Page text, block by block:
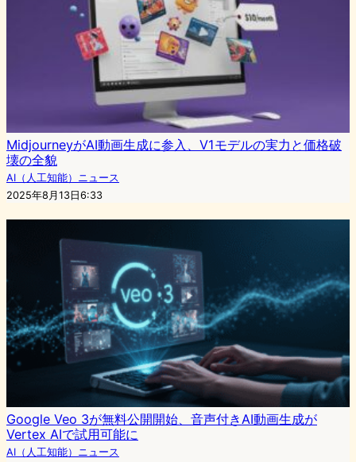
MidjourneyがAI動画生成に参入、V1モデルの実力と価格破
壊の全貌
AI（人工知能）ニュース
2025年8月13日6:33
Google Veo 3が無料公開開始、音声付きAI動画生成が
Vertex AIで試用可能に
AI（人工知能）ニュース